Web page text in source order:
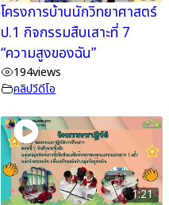
โครงการบ้านนักวิทยาศาสตร์
ป.1 กิจกรรมสืบเสาะที่ 7
“ความสูงของฉัน”
194views
คลิปวีดีโอ
1:21